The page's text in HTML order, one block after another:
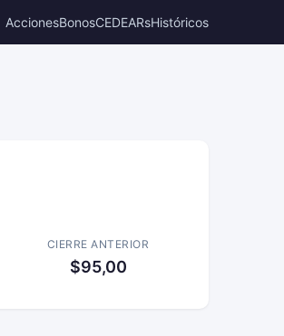
AccionesBonosCEDEARsHistóricos
CIERRE ANTERIOR
$95,00